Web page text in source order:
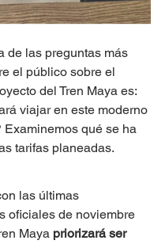
de las preguntas más
el público sobre el
del Tren Maya es:
viajar en este moderno
Examinemos qué se ha
tarifas planeadas.
las últimas
oficiales de noviembre
Maya priorizará ser